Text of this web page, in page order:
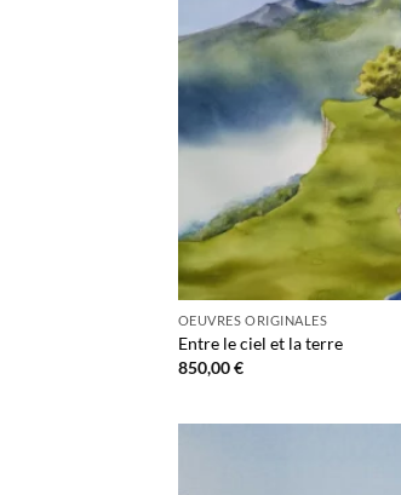
OEUVRES ORIGINALES
Entre le ciel et la terre
850,00€